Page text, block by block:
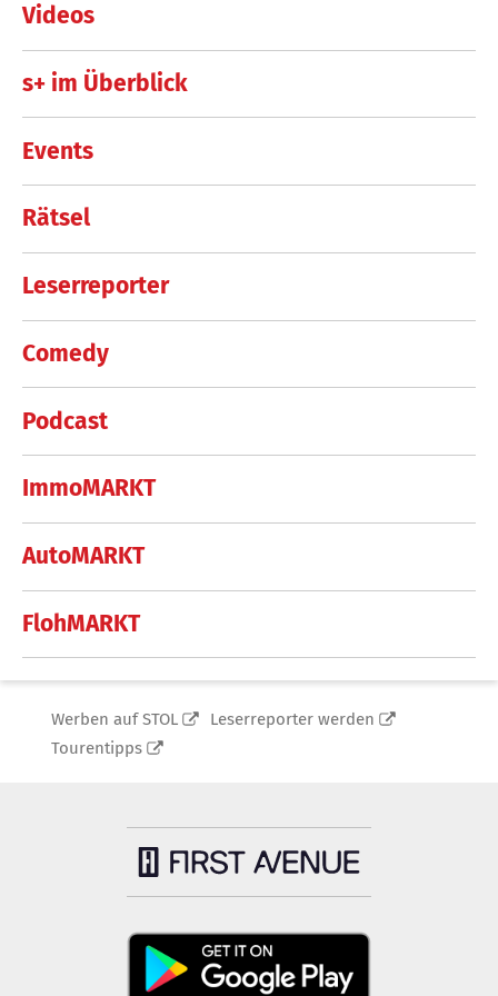
Videos
s+ im Überblick
Events
Rätsel
Leserreporter
Comedy
Podcast
ImmoMARKT
AutoMARKT
FlohMARKT
Werben auf STOL
Leserreporter werden
Tourentipps